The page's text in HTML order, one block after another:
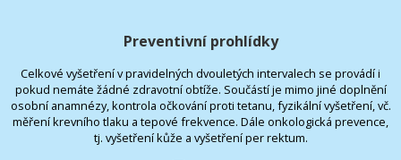
Preventivní prohlídky
Celkové vyšetření v pravidelných dvouletých intervalech se provádí i
pokud nemáte žádné zdravotní obtíže. Součástí je mimo jiné doplnění
osobní anamnézy, kontrola očkování proti tetanu, fyzikální vyšetření, vč.
měření krevního tlaku a tepové frekvence. Dále onkologická prevence,
tj. vyšetření kůže a vyšetření per rektum.